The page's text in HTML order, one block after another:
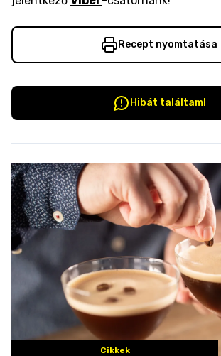
Recept nyomtatása
Hibát találtam!
Cikkek